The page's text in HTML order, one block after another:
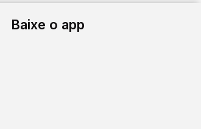
Baixe o app